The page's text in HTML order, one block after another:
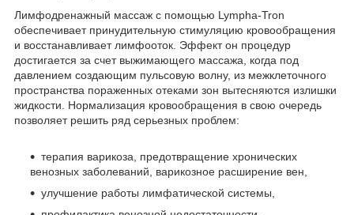
Лимфодренажный массаж с помощью Lympha-Tron
обеспечивает принудительную стимуляцию кровообращения
и восстанавливает лимфооток. Эффект он процедур
достигается за счет выжимающего массажа, когда под
давлением создающим пульсовую волну, из межклеточного
пространства пораженных отеками зон вытесняются излишки
жидкости. Нормализация кровообращения в свою очередь
позволяет решить ряд серьезных проблем:
терапия варикоза, предотвращение хронических
венозных заболеваний, варикозное расширение вен,
улучшение работы лимфатической системы,